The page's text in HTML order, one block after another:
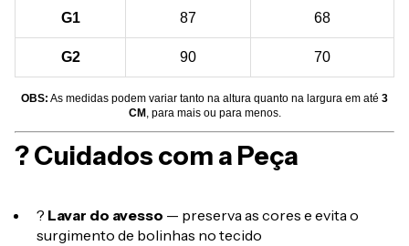
G1 87 68
G2 90 70
OBS: As medidas podem variar tanto na altura quanto na largura em até 3
CM , para mais ou para menos.
? Cuidados com a Peça
? Lavar do avesso — preserva as cores e evita o
surgimento de bolinhas no tecido